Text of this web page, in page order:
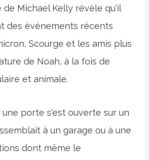
de Michael Kelly révèle qu'il
des événements récents
Scourge et les amis plus
de Noah, à la fois de
et animale.
porte s'est ouverte sur un
à un garage ou à une
dont même le